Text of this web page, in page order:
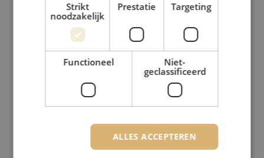
Strikt
noodzakelijk
Prestatie Targeting
Functioneel
Niet-
geclassificeerd
ALLES ACCEPTEREN